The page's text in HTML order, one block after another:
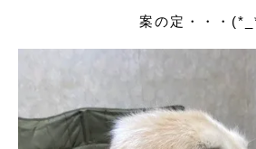
案の定・・・